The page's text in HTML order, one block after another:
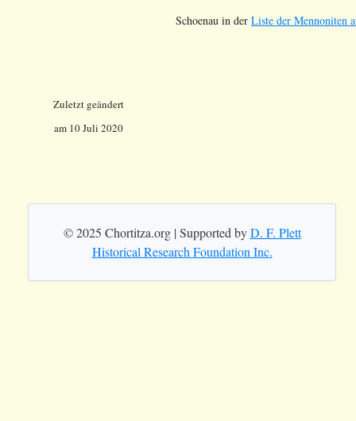
Schoenau in der Liste der Mennoniten
Zuletzt geändert
am 10 Juli 2020
© 2025 Chortitza.org | Supported byD. F. Plett
Historical Research Foundation Inc.